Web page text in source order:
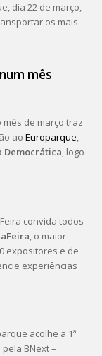
dia 22 de março,
os mais
mês
de março traz
aoEuroparque,
Democrática, logo
convida todos
, o maior
expositores e de
experiências
acolhe a 1ª
BNext –